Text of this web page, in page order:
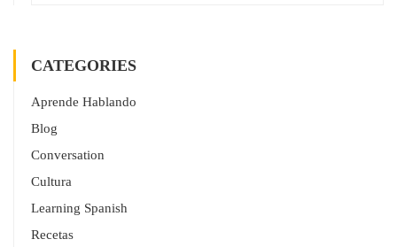
CATEGORIES
Aprende Hablando
Blog
Conversation
Cultura
Learning Spanish
Recetas